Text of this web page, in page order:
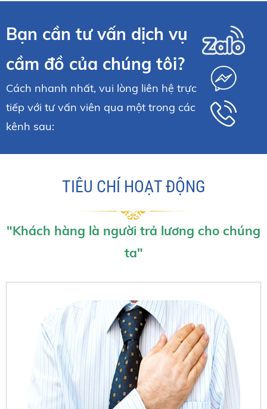
Bạn cần tư vấn dịch vụ
cầm đồ của chúng tôi?
Cách nhanh nhất, vui lòng liên hệ trực
tiếp với tư vấn viên qua một trong các
kênh sau:
TIÊU CHÍ HOẠT ĐỘNG
"Khách hàng là người trả lương cho chúng
ta"